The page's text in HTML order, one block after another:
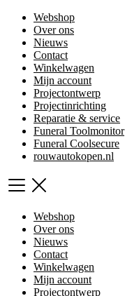
Webshop
Over ons
Nieuws
Contact
Winkelwagen
Mijn account
Projectontwerp
Projectinrichting
Reparatie & service
Funeral Toolmonitor
Funeral Coolsecure
rouwautokopen.nl
Webshop
Over ons
Nieuws
Contact
Winkelwagen
Mijn account
Projectontwerp